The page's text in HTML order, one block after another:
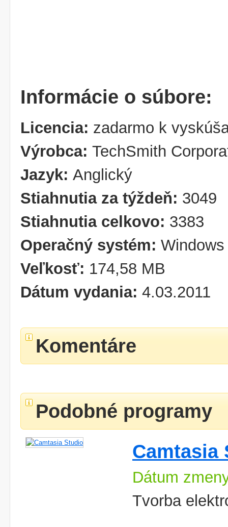
Informácie o súbore:
Licencia: zadarmo k
Výrobca: TechSmith
Jazyk: Anglický
Stiahnutia za týždeň: 3049
Stiahnutia celkovo: 3383
Operačný systém:
Veľkosť: 174,58 MB
Dátum vydania: 4.03.2011
Komentáre
Podobné programy
Camtasia
Dátum
Tvorba